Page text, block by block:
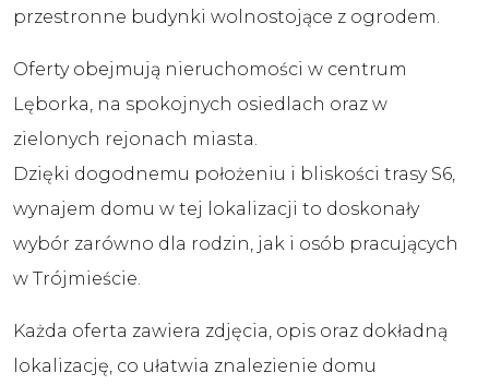
przestronne budynki wolnostojące z ogrodem.
Oferty obejmują nieruchomości w centrum
Lęborka, na spokojnych osiedlach oraz w
zielonych rejonach miasta.
Dzięki dogodnemu położeniu i bliskości trasy S6,
wynajem domu w tej lokalizacji to doskonały
wybór zarówno dla rodzin, jak i osób pracujących
w Trójmieście.
Każda oferta zawiera zdjęcia, opis oraz dokładną
lokalizację, co ułatwia znalezienie domu